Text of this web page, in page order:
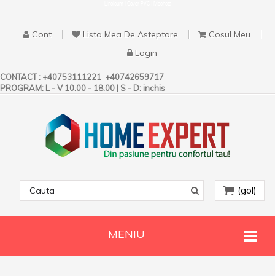
Cont Lista Mea De Asteptare
Cosul Meu
Login
CONTACT : +40753111221 +40742659717
PROGRAM: L - V 10.00 - 18.00 | S - D: inchis
(gol)
MENIU